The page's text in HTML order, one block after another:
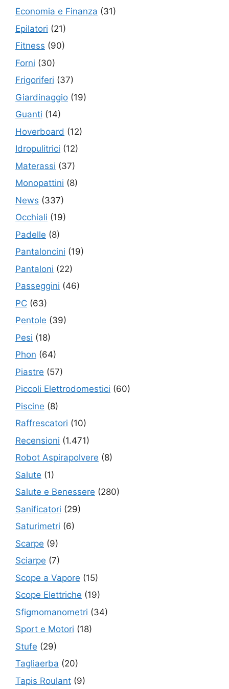
Economia e Finanza (31)
Epilatori (21)
Fitness (90)
Forni (30)
Frigoriferi (37)
Giardinaggio (19)
Guanti (14)
Hoverboard (12)
Idropulitrici (12)
Materassi (37)
Monopattini (8)
News (337)
Occhiali (19)
Padelle (8)
Pantaloncini (19)
Pantaloni (22)
Passeggini (46)
PC (63)
Pentole (39)
Pesi (18)
Phon (64)
Piastre (57)
Piccoli Elettrodomestici (60)
Piscine (8)
Raffrescatori (10)
Recensioni (1.471)
Robot Aspirapolvere (8)
Salute (1)
Salute e Benessere (280)
Sanificatori (29)
Saturimetri (6)
Scarpe (9)
Sciarpe (7)
Scope a Vapore (15)
Scope Elettriche (19)
Sfigmomanometri (34)
Sport e Motori (18)
Stufe (29)
Tagliaerba (20)
Tapis Roulant (9)